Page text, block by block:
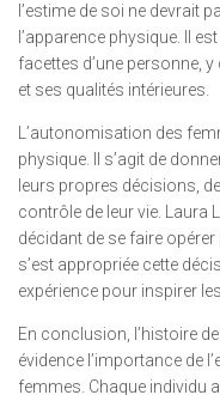
l’estime de soi ne devrait
l’apparence physique. Il
facettes d’une personne,
et ses qualités intérieures.
L’autonomisation des
physique. Il s’agit de
leurs propres décisions,
contrôle de leur vie. Laura
décidant de se faire
s’est appropriée cette
expérience pour inspirer
En conclusion, l’histoire
évidence l’importance de
femmes. Chaque individu